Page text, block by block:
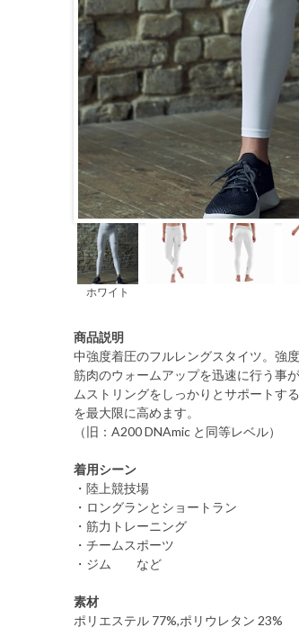
ホワイト
商品説明
中強度着圧のフルレングスタイツ。強
筋肉のウォームアップを迅速に行う事
ムストリングをしっかりとサポートす
を最大限に高めます。
（旧：A200 DNAmic と同等レベル）
着用シーン
・陸上競技場
・ロングランとショートラン
・筋力トレーニング
・チームスポーツ
・ジム など
素材
ポリエステル 77%,ポリウレタン 23%